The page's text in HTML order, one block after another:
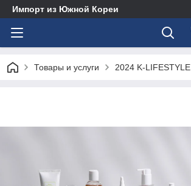
Импорт из Южной Кореи
Товары и услуги 2024 K-LIFESTYLE